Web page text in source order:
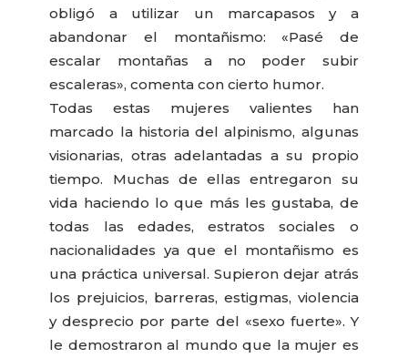
obligó a utilizar un marcapasos y a
abandonar el montañismo: «Pasé de
escalar montañas a no poder subir
escaleras», comenta con cierto humor.
Todas estas mujeres valientes han
marcado la historia del alpinismo, algunas
visionarias, otras adelantadas a su propio
tiempo. Muchas de ellas entregaron su
vida haciendo lo que más les gustaba, de
todas las edades, estratos sociales o
nacionalidades ya que el montañismo es
una práctica universal. Supieron dejar atrás
los prejuicios, barreras, estigmas, violencia
y desprecio por parte del «sexo fuerte». Y
le demostraron al mundo que la mujer es